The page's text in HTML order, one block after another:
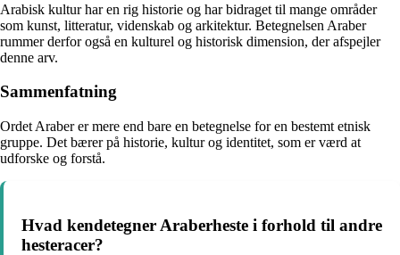
Arabisk kultur har en rig historie og har bidraget til mange områder
som kunst, litteratur, videnskab og arkitektur. Betegnelsen Araber
rummer derfor også en kulturel og historisk dimension, der afspejler
denne arv.
Sammenfatning
Ordet Araber er mere end bare en betegnelse for en bestemt etnisk
gruppe. Det bærer på historie, kultur og identitet, som er værd at
udforske og forstå.
Hvad kendetegner Araberheste i forhold til andre
hesteracer?